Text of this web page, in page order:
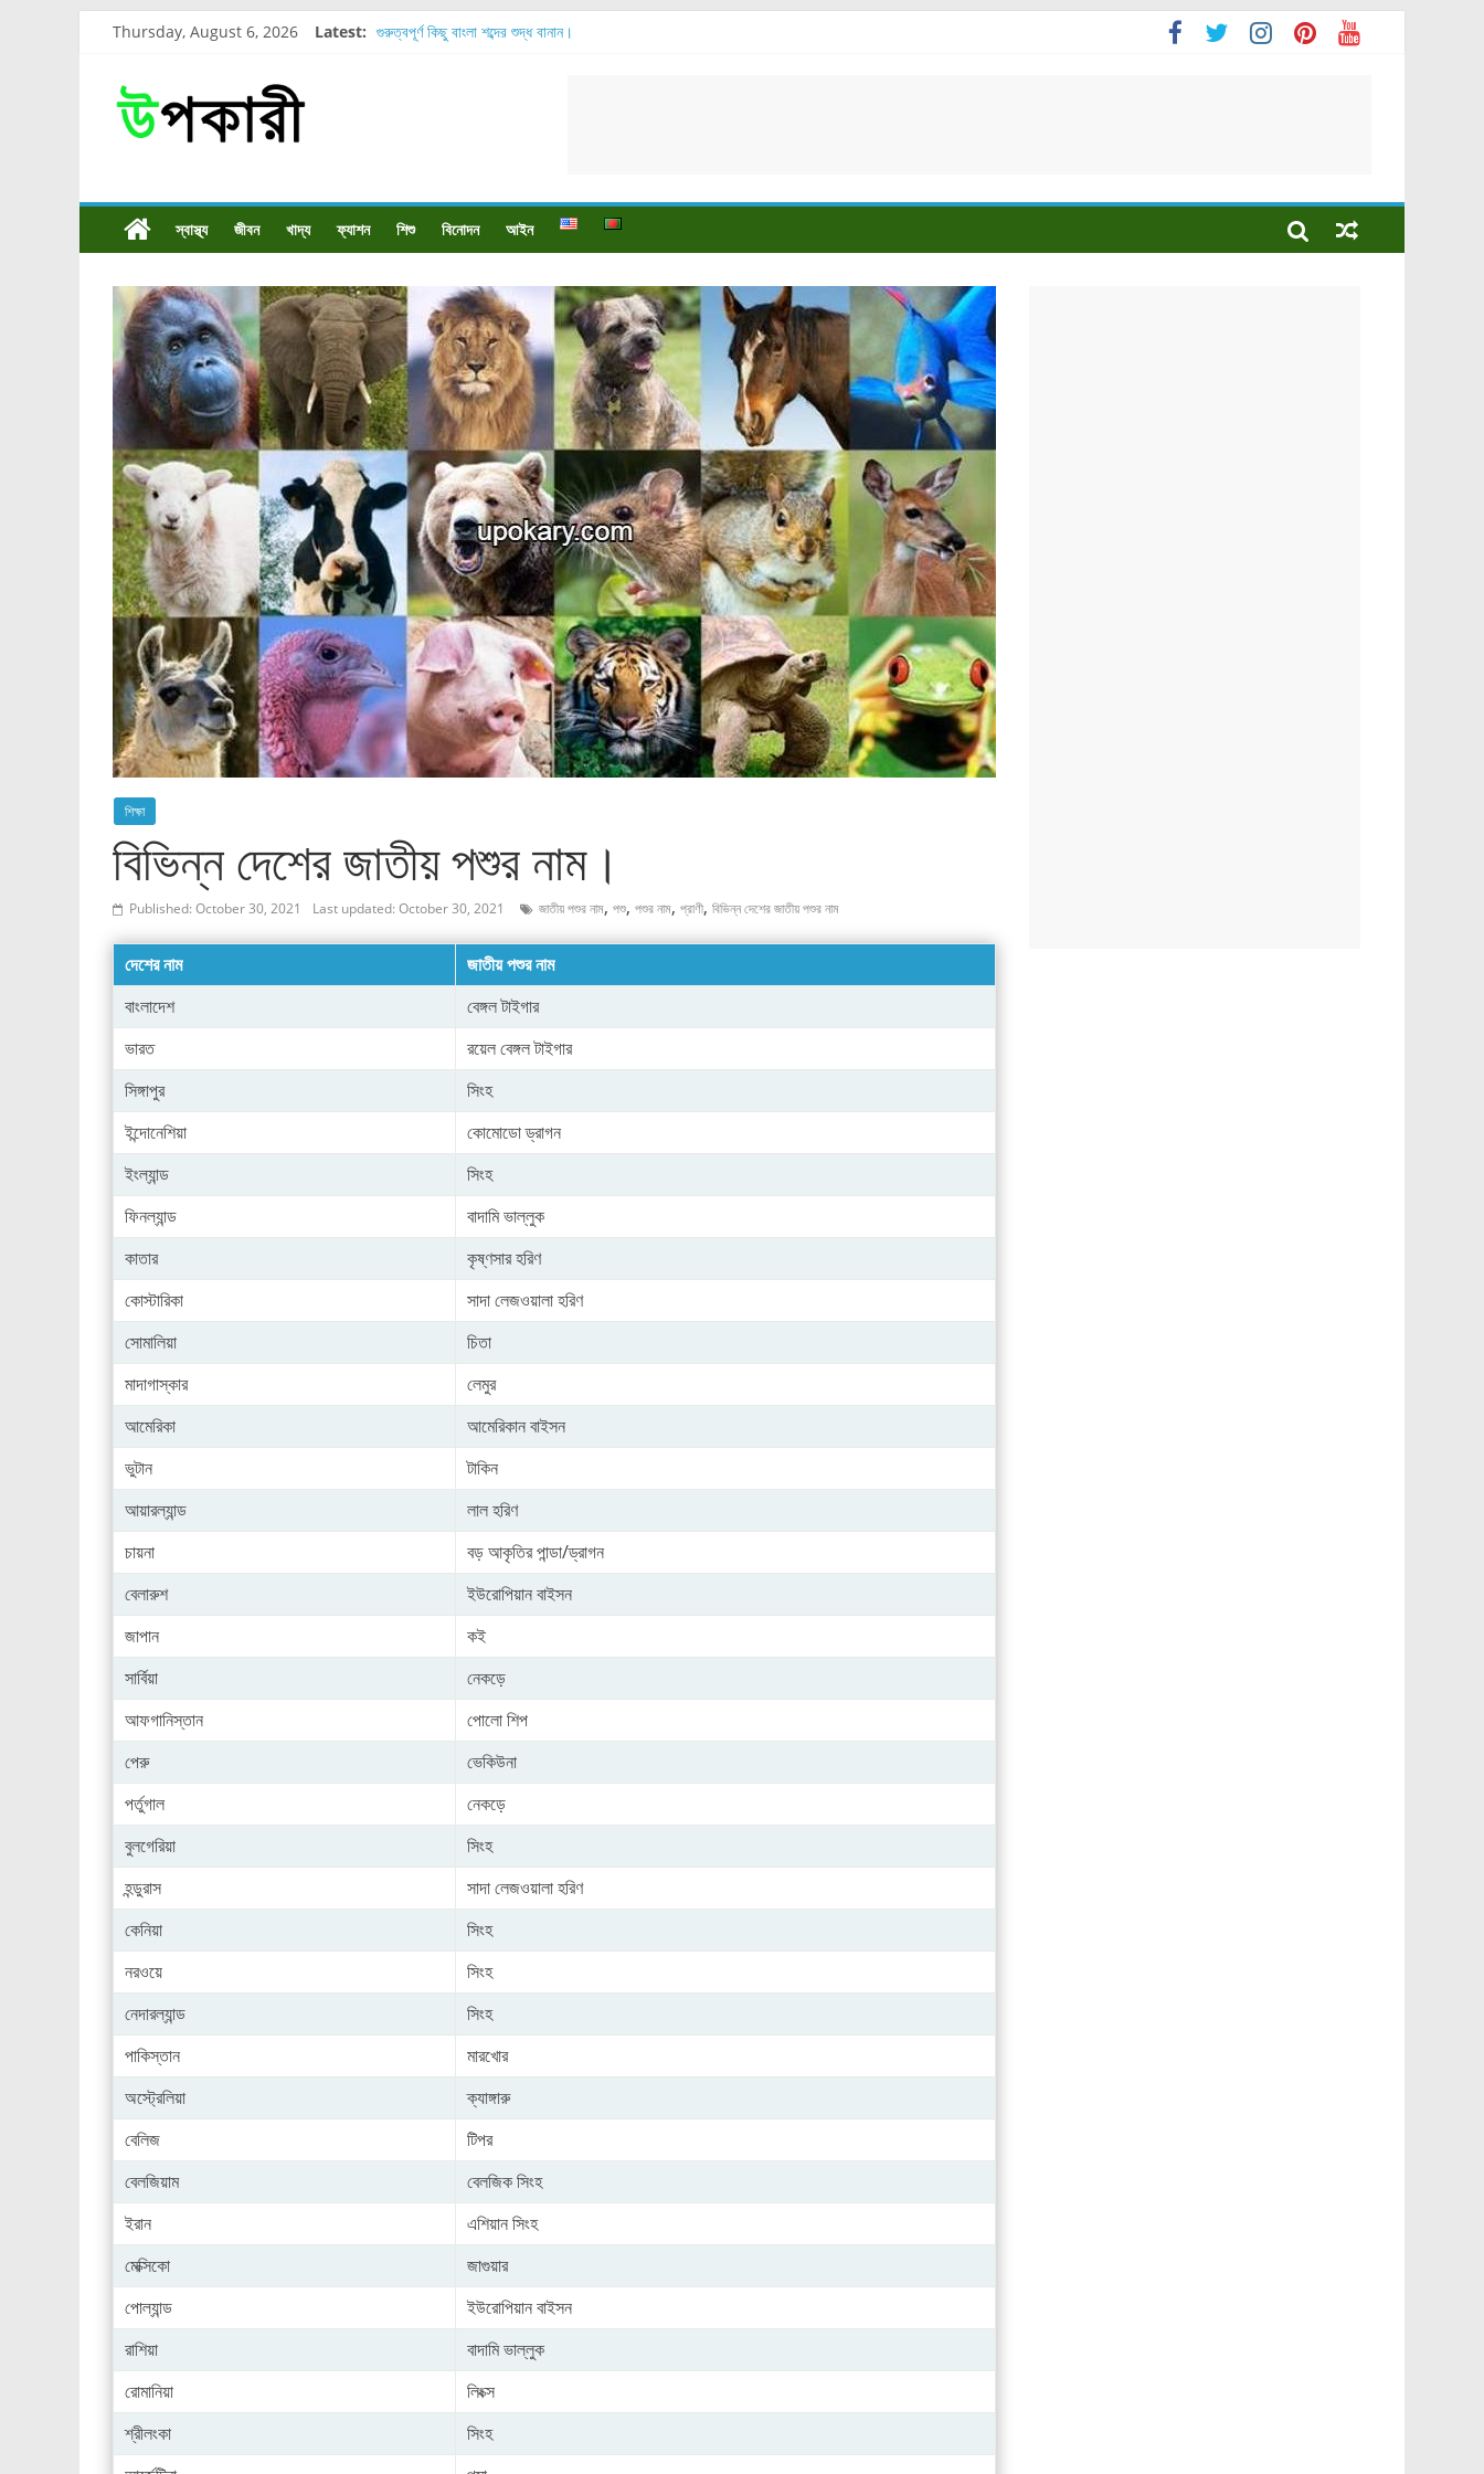
Thursday, August 6, 2026 Latest: গুরুত্বপূর্ণ কিছু বাংলা শব্দের শুদ্ধ বানান।
স্বাস্থ্য জীবন খাদ্য ফ্যাশন শিশু বিনোদন আইন
শিক্ষা
বিভিন্ন দেশের জাতীয় পশুর নাম।
Published: October 30, 2021 Last updated: October 30, 2021 জাতীয় পশুর নাম, পশু, পশুর নাম, প্রাণী, বিভিন্ন দেশের জাতীয় পশুর নাম
দেশের নাম
জাতীয় পশুর নাম
বাংলাদেশ
বেঙ্গল টাইগার
ভারত
রয়েল বেঙ্গল টাইগার
সিঙ্গাপুর
সিংহ
ইন্দোনেশিয়া
কোমোডো ড্রাগন
ইংল্যান্ড
সিংহ
ফিনল্যান্ড
বাদামি ভাল্লুক
কাতার
কৃষ্ণসার হরিণ
কোস্টারিকা
সাদা লেজওয়ালা হরিণ
সোমালিয়া
চিতা
মাদাগাস্কার
লেমুর
আমেরিকা
আমেরিকান বাইসন
ভুটান
টাকিন
আয়ারল্যান্ড
লাল হরিণ
চায়না
বড় আকৃতির পান্ডা/ড্রাগন
বেলারুশ
ইউরোপিয়ান বাইসন
জাপান
কই
সার্বিয়া
নেকড়ে
আফগানিস্তান
পোলো শিপ
পেরু
ভেকিউনা
পর্তুগাল
নেকড়ে
বুলগেরিয়া
সিংহ
হন্ডুরাস
সাদা লেজওয়ালা হরিণ
কেনিয়া
সিংহ
নরওয়ে
সিংহ
নেদারল্যান্ড
সিংহ
পাকিস্তান
মারখোর
অস্ট্রেলিয়া
ক্যাঙ্গারু
বেলিজ
টিপর
বেলজিয়াম
বেলজিক সিংহ
ইরান
এশিয়ান সিংহ
মেক্সিকো
জাগুয়ার
পোল্যান্ড
ইউরোপিয়ান বাইসন
রাশিয়া
বাদামি ভাল্লুক
রোমানিয়া
লিংক্স
শ্রীলংকা
সিংহ